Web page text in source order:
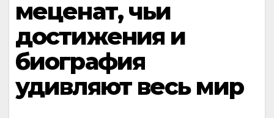
меценат, чьи
достижения и
биография
удивляют весь мир